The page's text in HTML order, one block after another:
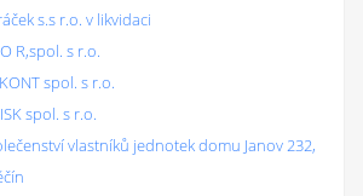
s.s r.o. v likvidaci
R,spol. s r.o.
spol. s r.o.
spol. s r.o.
vlastníků jednotek domu Janov 232,